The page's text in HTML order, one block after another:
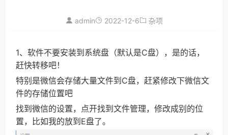
admin 2022-12-6 杂项
1、软件不要安装到系统盘（默认是C盘），是的话，
赶快转移吧！
特别是微信会存储大量文件到C盘，赶紧修改下微信文
件的存储位置吧
找到微信的设置，点开找到文件管理，修改成别的位
置，比如我的放到E盘了。